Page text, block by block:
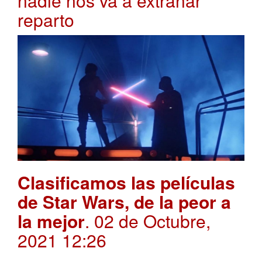
reparto
Clasificamos las películas
de Star Wars, de la peor a
la mejor. 02 de Octubre,
2021 12:26